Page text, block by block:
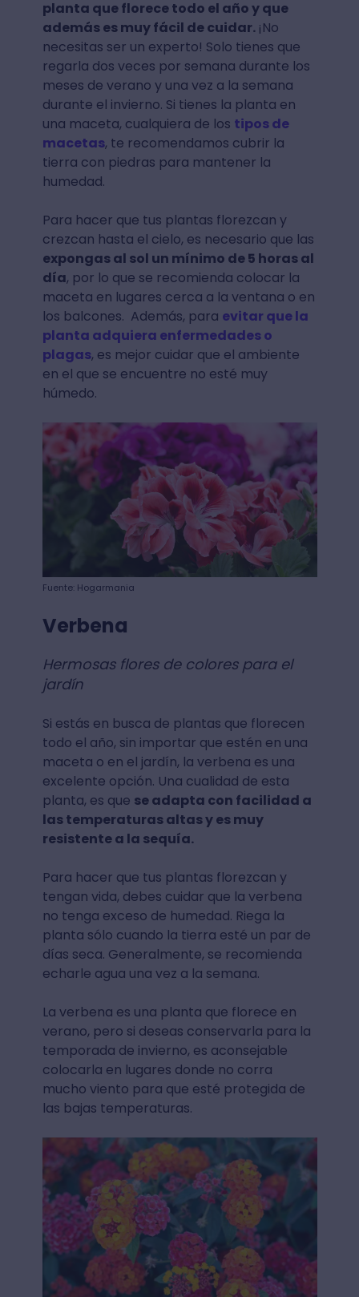
planta que florece todo el año y que
además es muy fácil de cuidar. ¡No
necesitas ser un experto! Solo tienes que
regarla dos veces por semana durante los
meses de verano y una vez a la semana
durante el invierno. Si tienes la planta en
una maceta, cualquiera de los tipos de
macetas, te recomendamos cubrir la
tierra con piedras para mantener la
humedad.
Para hacer que tus plantas florezcan y
crezcan hasta el cielo, es necesario que las
expongas al sol un mínimo de 5 horas al
día, por lo que se recomienda colocar la
maceta en lugares cerca a la ventana o en
los balcones. Además, para evitar que la
planta adquiera enfermedades o
plagas, es mejor cuidar que el ambiente
en el que se encuentre no esté muy
húmedo.
Fuente: Hogarmania
Verbena
Hermosas flores de colores para el
jardín
Si estás en busca de plantas que florecen
todo el año, sin importar que estén en una
maceta o en el jardín, la verbena es una
excelente opción. Una cualidad de esta
planta, es que se adapta con facilidad a
las temperaturas altas y es muy
resistente a la sequía.
Para hacer que tus plantas florezcan y
tengan vida, debes cuidar que la verbena
no tenga exceso de humedad. Riega la
planta sólo cuando la tierra esté un par de
días seca. Generalmente, se recomienda
echarle agua una vez a la semana.
La verbena es una planta que florece en
verano, pero si deseas conservarla para la
temporada de invierno, es aconsejable
colocarla en lugares donde no corra
mucho viento para que esté protegida de
las bajas temperaturas.